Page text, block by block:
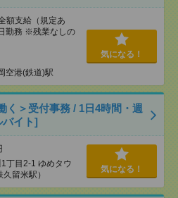
額支給（規定あ
勤務 ※残業なしの
空港(鉄道)駅
気になる！
く＞受付事務 / 1日4時間・週
イト]
丁目2-1 ゆめタウ
留米駅）
気になる！